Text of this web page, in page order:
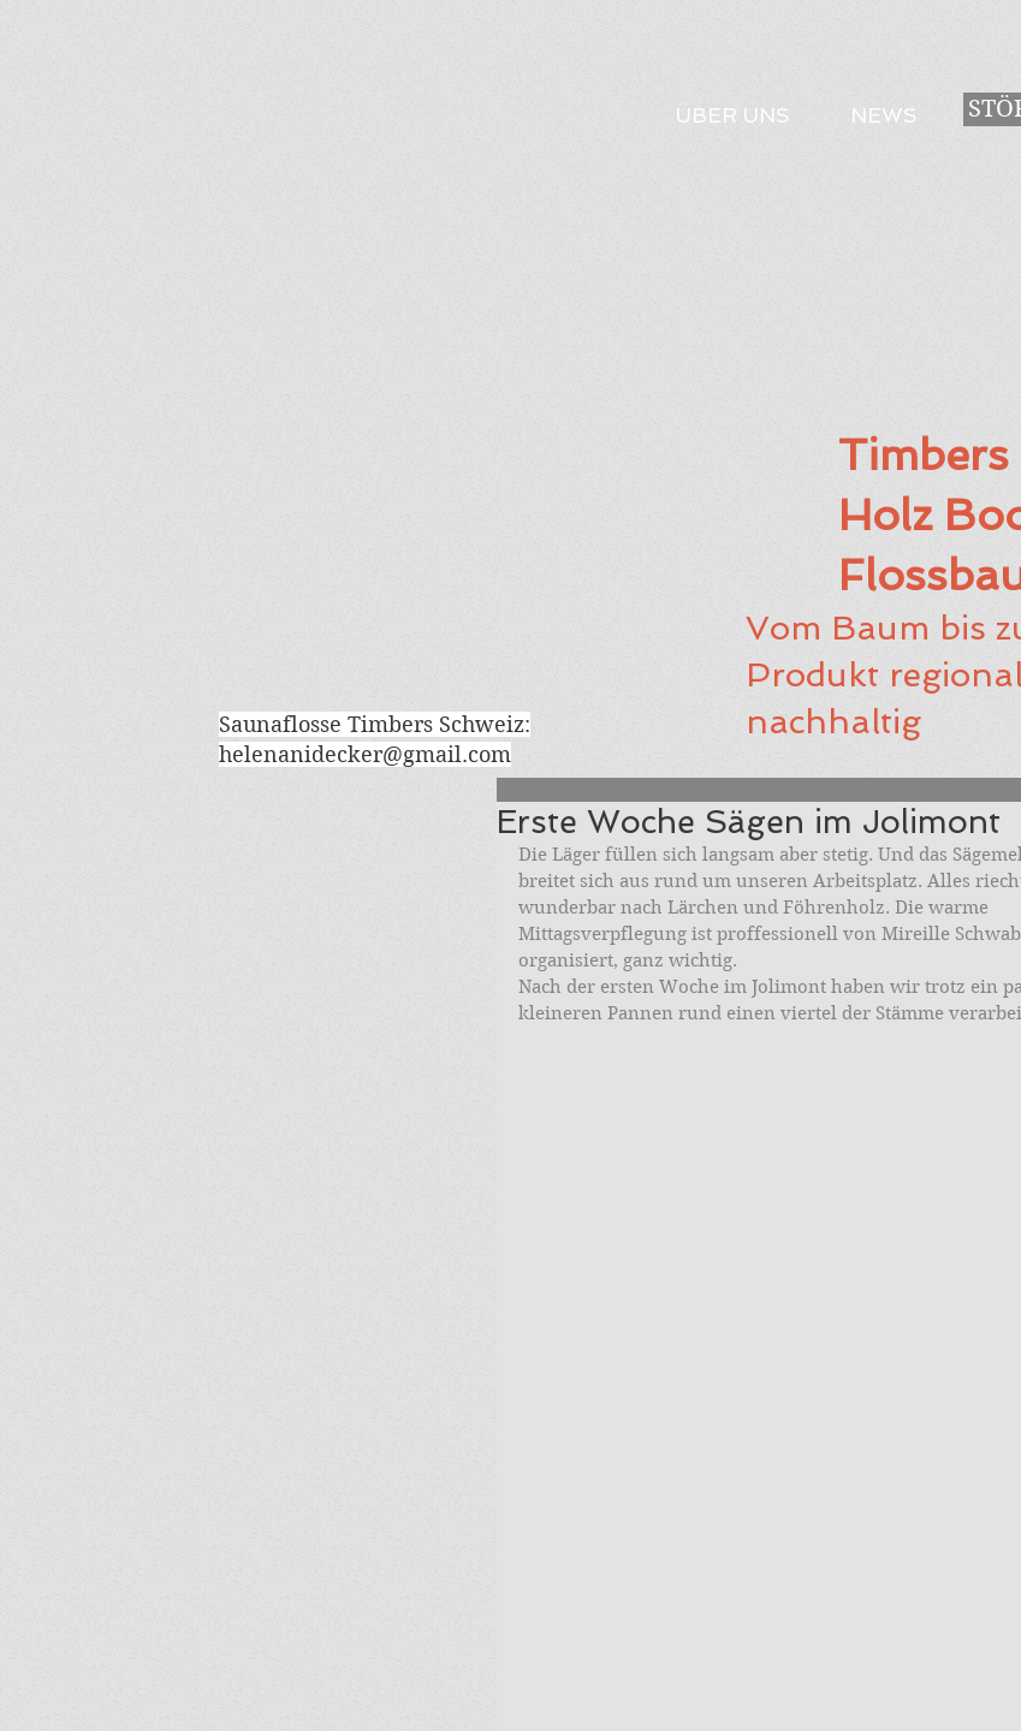
ÜBER UNS NEWS
Timbers
Holz
Vom Baum bis
Produkt
nachhaltig
Saunaflosse Timbers Schweiz:
helenanidecker@gmail.com
Erste Woche Sägen im Jolimont
Die Läger füllen sich langsam aber stetig. Und das
breitet sich aus rund um unseren Arbeitsplatz. Alles
wunderbar nach Lärchen und Föhrenholz. Die warme
Mittagsverpflegung ist proffessionell von Mireille Schwab
organisiert, ganz wichtig.
Nach der ersten Woche im Jolimont haben wir trotz ein
kleineren Pannen rund einen viertel der Stämme